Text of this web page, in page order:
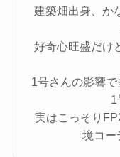
建築畑出身、か
好奇心旺盛だけ
1号さんの影響
1
実はこっそり
境コー